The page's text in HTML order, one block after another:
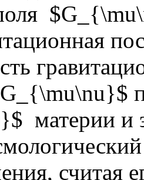
материи и
считая